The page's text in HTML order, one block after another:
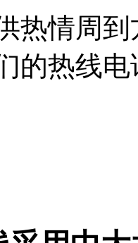
热情周
的热线电